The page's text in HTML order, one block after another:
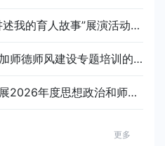
我的育人故事”展演活动暨
的通知
师德师风建设专题培训的
2026年度思想政治和师德
更多